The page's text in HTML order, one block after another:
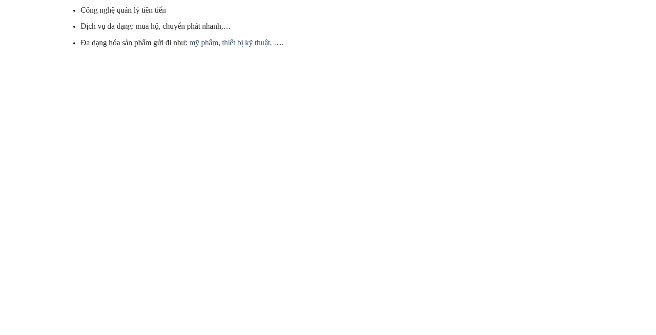
Công nghệ quản lý tiên tiến
Dịch vụ đa dạng: mua hộ, chuyển phát nhanh,…
Đa dạng hóa sản phẩm gửi đi như:mỹ phẩm,thiết bị kỹ thuật, ….